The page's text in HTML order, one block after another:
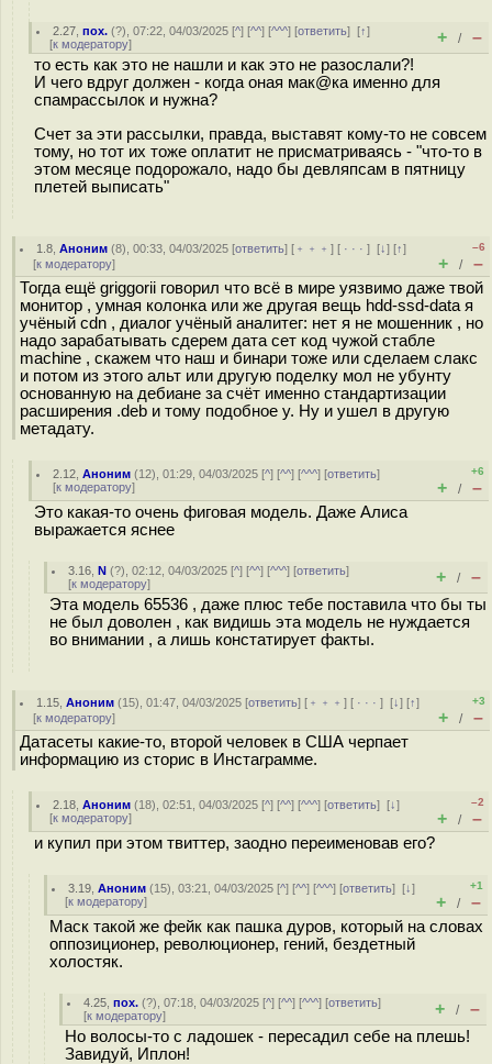
2.27 ,пох. (?), 07:22, 04/03/2025 [^] [^^] [^^^] [ответить][↑]
[к модератору] + / –
то есть как это не нашли и как это не разослали?!
И чего вдруг должен - когда оная мак@ка именно для
спамрассылок и нужна?
Счет за эти рассылки, правда, выставят кому-то не совсем
тому, но тот их тоже оплатит не присматриваясь - "что-то в
этом месяце подорожало, надо бы девляпсам в пятницу
плетей выписать"
1.8 ,Аноним (8), 00:33, 04/03/2025 [ответить] [ ﹢﹢﹢] [ · · ·][↓] [↑]
[к модератору]
–6
+ / –
Тогда ещё griggorii говорил что всё в мире уязвимо даже твой
монитор , умная колонка или же другая вещь hdd-ssd-data я
учёный cdn , диалог учёный аналитег: нет я не мошенник , но
надо зарабатывать сдерем дата сет код чужой стабле
machine , скажем что наш и бинари тоже или сделаем слакс
и потом из этого альт или другую поделку мол не убунту
основанную на дебиане за счёт именно стандартизации
расширения .deb и тому подобное у. Ну и ушел в другую
метадату.
2.12 ,Аноним (12), 01:29, 04/03/2025 [^] [^^] [^^^] [ответить]
[к модератору]
+6
+ / –
Это какая-то очень фиговая модель. Даже Алиса
выражается яснее
3.16 ,N (?), 02:12, 04/03/2025 [^] [^^] [^^^] [ответить]
[к модератору] + / –
Эта модель 65536 , даже плюс тебе поставила что бы ты
не был доволен , как видишь эта модель не нуждается
во внимании , а лишь констатирует факты.
1.15 ,Аноним (15), 01:47, 04/03/2025 [ответить] [ ﹢﹢﹢] [ · · ·][↓] [↑]
[к модератору]
+3
+ / –
Датасеты какие-то, второй человек в США черпает
информацию из сторис в Инстаграмме.
2.18 ,Аноним (18), 02:51, 04/03/2025 [^] [^^] [^^^] [ответить][↓]
[к модератору]
–2
+ / –
и купил при этом твиттер, заодно переименовав его?
3.19 ,Аноним (15), 03:21, 04/03/2025 [^] [^^] [^^^] [ответить][↓]
[к модератору]
+1
+ / –
Маск такой же фейк как пашка дуров, который на словах
оппозиционер, революционер, гений, бездетный
холостяк.
4.25 ,пох. (?), 07:18, 04/03/2025 [^] [^^] [^^^] [ответить]
[к модератору] + / –
Но волосы-то с ладошек - пересадил себе на плешь!
Завидуй, Иплон!